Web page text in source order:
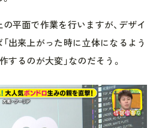
平面で作業を行いますが、デザイ
出来上がった時に立体になるよう
するのが大変」なのだそう。